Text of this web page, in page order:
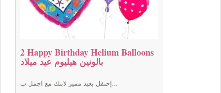
2 Happy Birthday Helium Balloons
بالونين هيليوم عيد ميلاد
إحتفل بعيد مميز لابتك مع اجمل ب...